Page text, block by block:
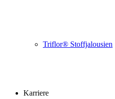
Triflor® Stoffjalousien
Karriere